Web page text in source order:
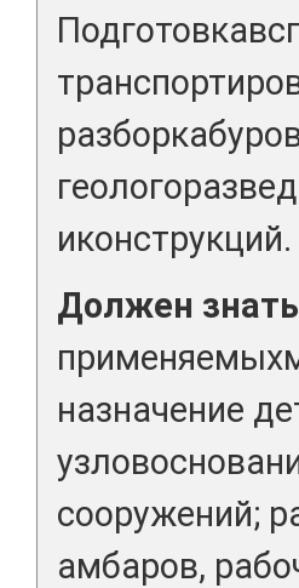
иконструкций.
Должен
назначение
сооружений;
амбаров,